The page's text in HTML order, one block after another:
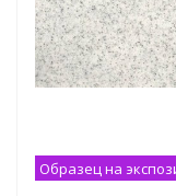
Образец на